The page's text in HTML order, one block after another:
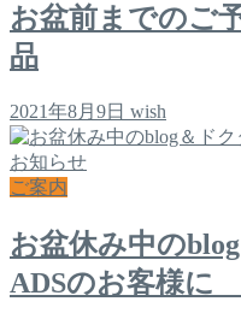
お盆前までのご
品
2021年8月9日 wish
ご案内
お盆休み中の
ADSのお客様に